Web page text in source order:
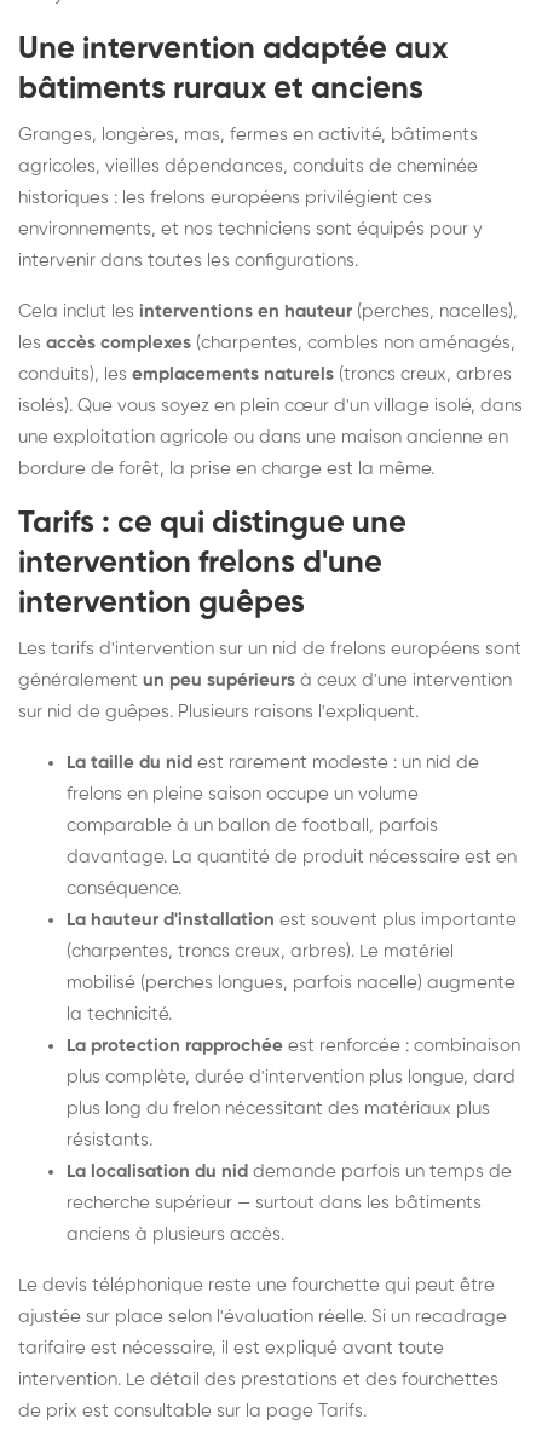
Une intervention adaptée aux
bâtiments ruraux et anciens
Granges, longères, mas, fermes en activité, bâtiments
agricoles, vieilles dépendances, conduits de cheminée
historiques : les frelons européens privilégient ces
environnements, et nos techniciens sont équipés pour y
intervenir dans toutes les configurations.
Cela inclut les interventions en hauteur (perches, nacelles),
les accès complexes (charpentes, combles non aménagés,
conduits), les emplacements naturels (troncs creux, arbres
isolés). Que vous soyez en plein cœur d'un village isolé, dans
une exploitation agricole ou dans une maison ancienne en
bordure de forêt, la prise en charge est la même.
Tarifs : ce qui distingue une
intervention frelons d'une
intervention guêpes
Les tarifs d'intervention sur un nid de frelons européens sont
généralement un peu supérieurs à ceux d'une intervention
sur nid de guêpes. Plusieurs raisons l'expliquent.
La taille du nid est rarement modeste : un nid de
frelons en pleine saison occupe un volume
comparable à un ballon de football, parfois
davantage. La quantité de produit nécessaire est en
conséquence.
La hauteur d'installation est souvent plus importante
(charpentes, troncs creux, arbres). Le matériel
mobilisé (perches longues, parfois nacelle) augmente
la technicité.
La protection rapprochée est renforcée : combinaison
plus complète, durée d'intervention plus longue, dard
plus long du frelon nécessitant des matériaux plus
résistants.
La localisation du nid demande parfois un temps de
recherche supérieur — surtout dans les bâtiments
anciens à plusieurs accès.
Le devis téléphonique reste une fourchette qui peut être
ajustée sur place selon l'évaluation réelle. Si un recadrage
tarifaire est nécessaire, il est expliqué avant toute
intervention. Le détail des prestations et des fourchettes
de prix est consultable sur la page Tarifs.